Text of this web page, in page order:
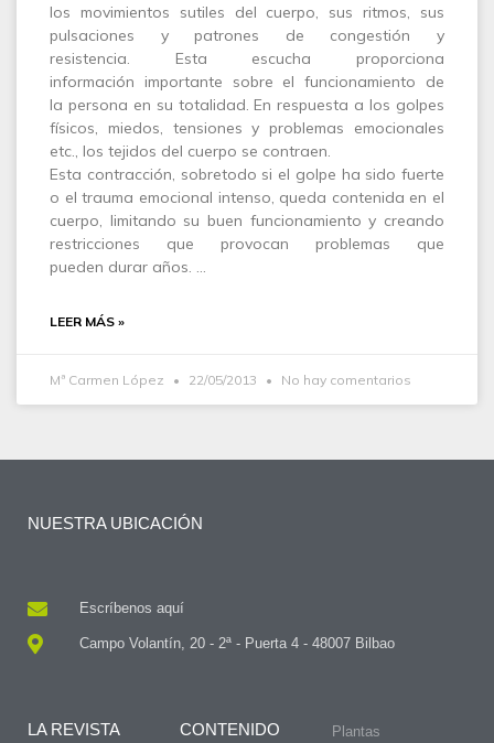
los movimientos sutiles del cuerpo, sus ritmos, sus
pulsaciones y patrones de congestión y
resistencia. Esta escucha proporciona
información importante sobre el funcionamiento de
la persona en su totalidad. En respuesta a los golpes
físicos, miedos, tensiones y problemas emocionales
etc., los tejidos del cuerpo se contraen.
Esta contracción, sobretodo si el golpe ha sido fuerte
o el trauma emocional intenso, queda contenida en el
cuerpo, limitando su buen funcionamiento y creando
restricciones que provocan problemas que
pueden durar años. …
LEER MÁS »
Mª Carmen López 22/05/2013 No hay comentarios
NUESTRA UBICACIÓN
Escríbenos aquí
Campo Volantín, 20 - 2ª - Puerta 4 - 48007 Bilbao
LA REVISTA CONTENIDO
Plantas